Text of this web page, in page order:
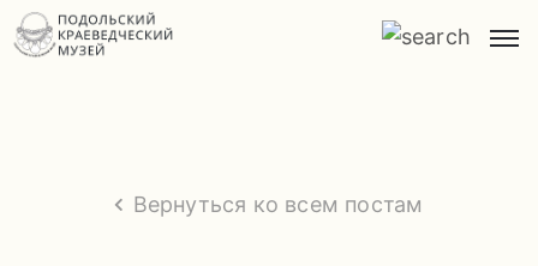
Вернуться ко всем постам